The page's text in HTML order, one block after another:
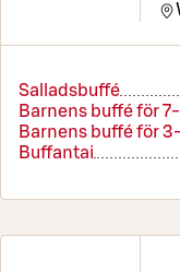
Salladsbuffé
Barnens buffé för
Barnens buffé för
Buffantai